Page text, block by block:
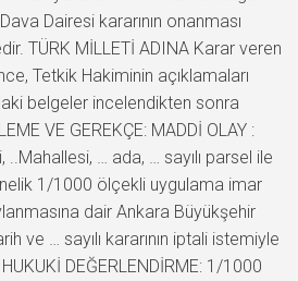
Dairesi kararının onanması
TÜRK MİLLETİ ADINA Karar veren
Tetkik Hakiminin açıklamaları
belgeler incelendikten sonra
VE GEREKÇE: MADDİ OLAY :
..Mahallesi, … ada, … sayılı parsel ile
1/1000 ölçekli uygulama imar
dair Ankara Büyükşehir
ve … sayılı kararının iptali istemiyle
HUKUKİ DEĞERLENDİRME: 1/1000